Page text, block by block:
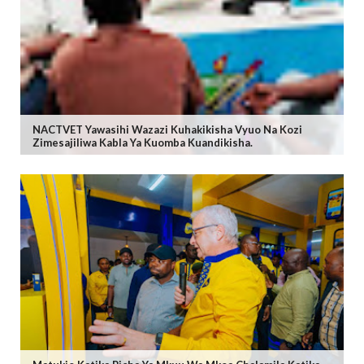
NACTVET Yawasihi Wazazi Kuhakikisha Vyuo Na Kozi
Zimesajiliwa Kabla Ya Kuomba Kuandikisha.